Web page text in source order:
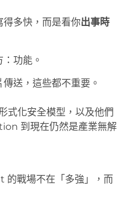
得多快，而是看你出事時
功能。
送，這些都不重要。
化安全模型，以及他們
到現在仍然是產業無解
的戰場不在「多強」，而